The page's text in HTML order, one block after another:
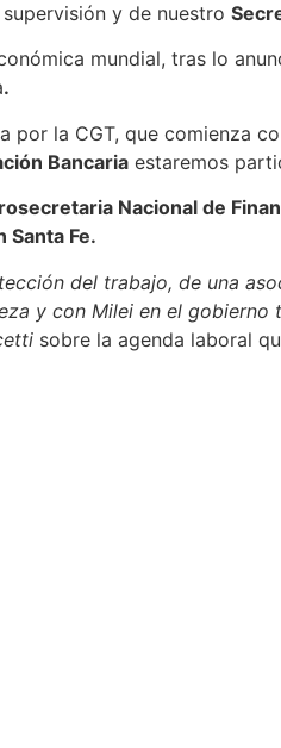
y de nuestro
mundial, tras lo
.
la CGT, que comienza
Bancaria estaremos
Nacional de
Santa Fe.
del trabajo, de una
y con Milei en el
sobre la agenda laboral